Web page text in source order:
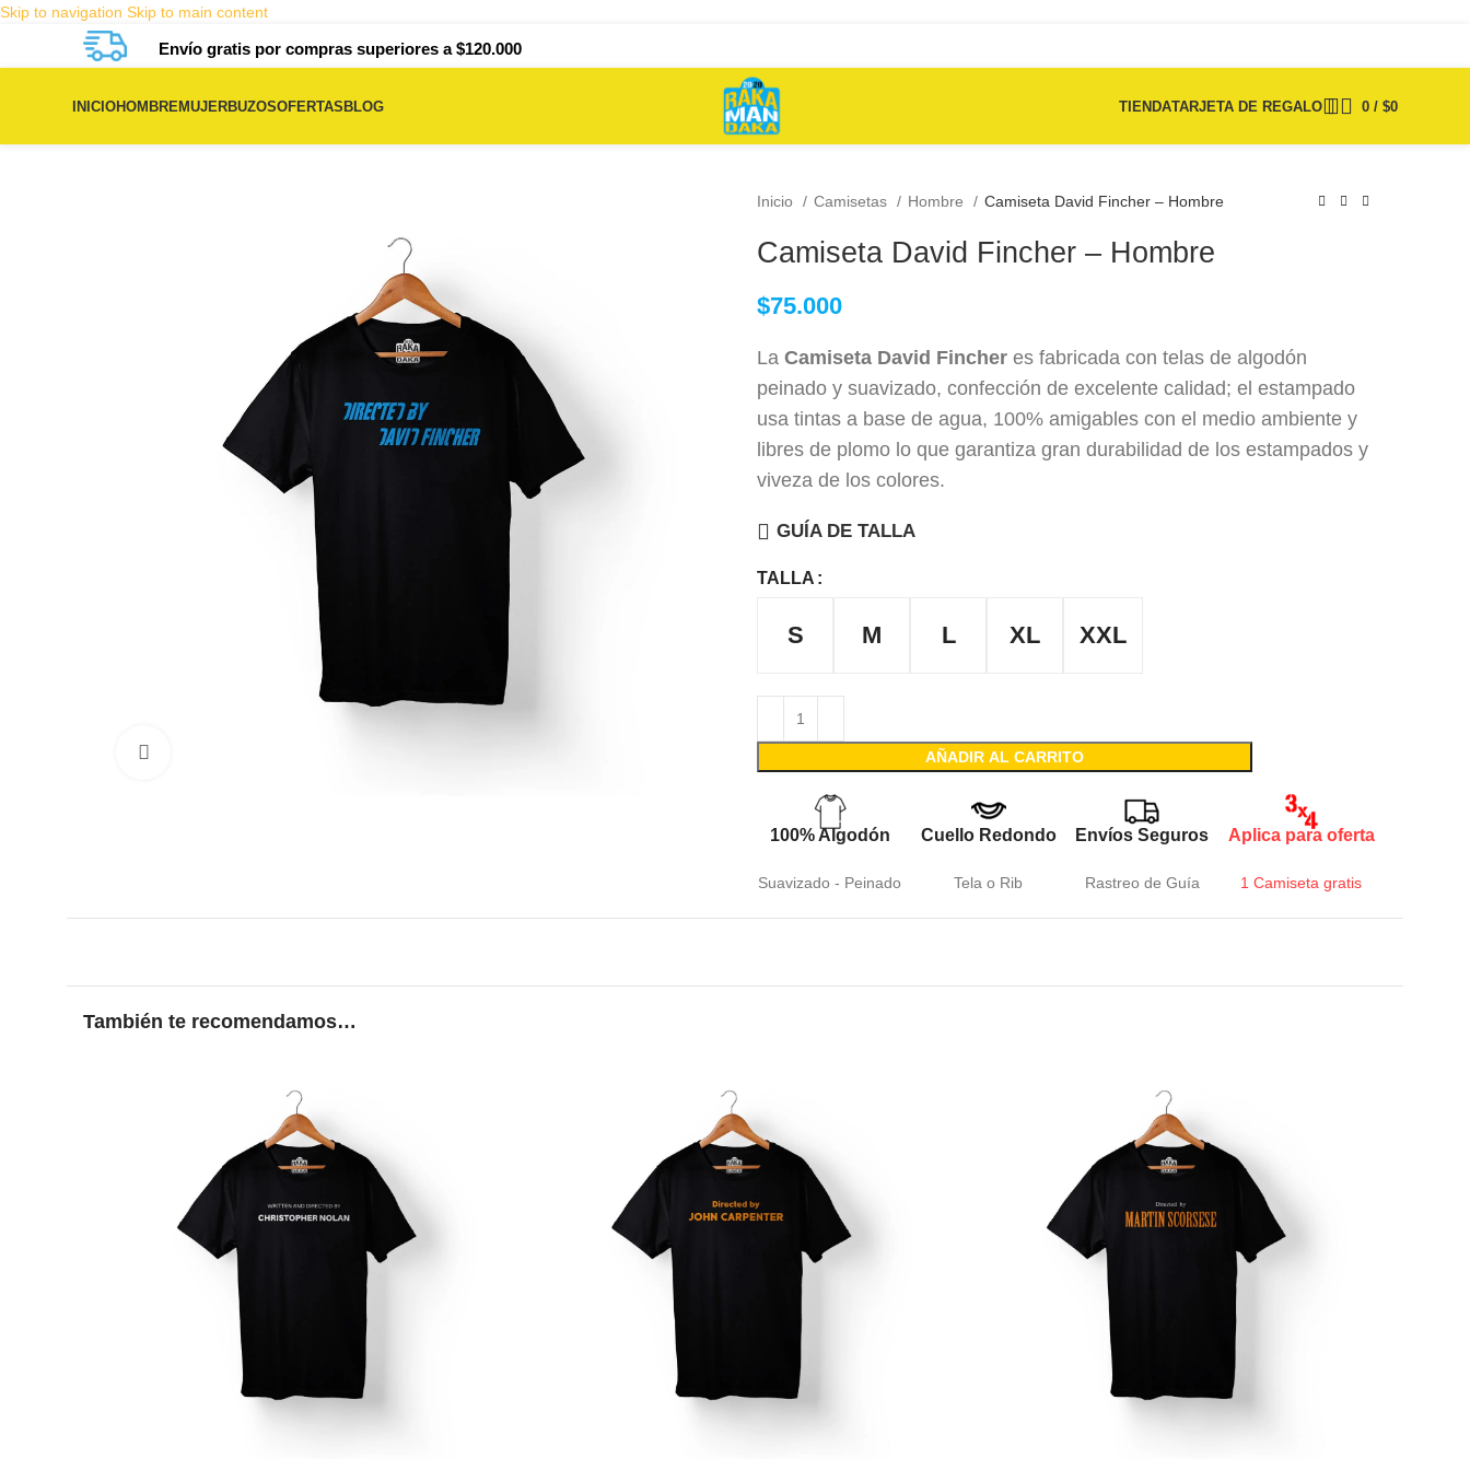
Skip to navigation Skip to main content
Envío gratis por compras superiores a $120.000
INICIOHOMBREMUJERBUZOSOFERTASBLOG TIENDATARJETA DE REGALO 0 / $0
Inicio Camisetas Hombre Camiseta David Fincher – Hombre
75.000
Camiseta David Fincher – Hombre
$75.000
La Camiseta David Fincher es fabricada con telas de algodón
peinado y suavizado, confección de excelente calidad; el estampado
usa tintas a base de agua, 100% amigables con el medio ambiente y
libres de plomo lo que garantiza gran durabilidad de los estampados y
viveza de los colores.
GUÍA DE TALLA
TALLA
S M L XL XXL
AÑADIR AL CARRITO
100% Algodón
Suavizado - Peinado
Cuello Redondo
Tela o Rib
Envíos Seguros
Rastreo de Guía
Aplica para oferta
1 Camiseta gratis
También te recomendamos…